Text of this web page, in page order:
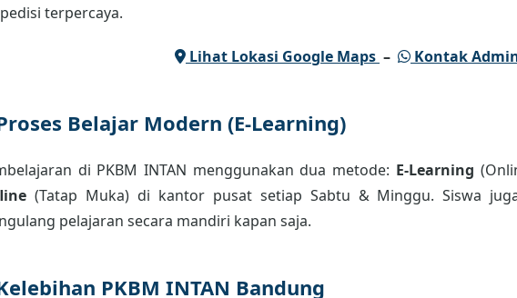
terpercaya.
Lihat Lokasi Google Maps – Kontak
Belajar Modern (E-Learning)
di PKBM INTAN menggunakan dua metode: E-Learning
(Tatap Muka) di kantor pusat setiap Sabtu & Minggu. Siswa
pelajaran secara mandiri kapan saja.
PKBM INTAN Bandung